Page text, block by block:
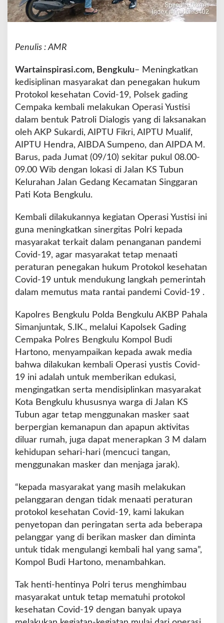
a
s
i
n
t
u
k
a
s
y
a
t
,
o
s
e
G
d
i
n
C
e
m
p
k
a
K
e
b
a
i
L
k
u
k
a
O
s
Y
u
Penulis : AMR
Wartainspirasi.com, Bengkulu– Meningkatkan
kedisiplinan masyarakat dan penegakan hukum
Protokol kesehatan Covid-19, Polsek gading
Cempaka kembali melakukan Operasi Yustisi
dalam bentuk Patroli Dialogis yang di laksanakan
oleh AKP Sukardi, AIPTU Fikri, AIPTU Mualif,
AIPTU Hendra, AIBDA Sumpeno, dan AIPDA M.
Barus, pada Jumat (09/10) sekitar pukul 08.00-
09.00 Wib dengan lokasi di Jalan KS Tubun
Kelurahan Jalan Gedang Kecamatan Singgaran
Pati Kota Bengkulu.
Kembali dilakukannya kegiatan Operasi Yustisi ini
guna meningkatkan sinergitas Polri kepada
masyarakat terkait dalam penanganan pandemi
Covid-19, agar masyarakat tetap menaati
peraturan penegakan hukum Protokol kesehatan
Covid-19 untuk mendukung langkah pemerintah
dalam memutus mata rantai pandemi Covid-19 .
Kapolres Bengkulu Polda Bengkulu AKBP Pahala
Simanjuntak, S.IK., melalui Kapolsek Gading
Cempaka Polres Bengkulu Kompol Budi
Hartono, menyampaikan kepada awak media
bahwa dilakukan kembali Operasi yustis Covid-
19 ini adalah untuk memberikan edukasi,
mengingatkan serta mendisiplinkan masyarakat
Kota Bengkulu khususnya warga di Jalan KS
Tubun agar tetap menggunakan masker saat
berpergian kemanapun dan apapun aktivitas
diluar rumah, juga dapat menerapkan 3 M dalam
kehidupan sehari-hari (mencuci tangan,
menggunakan masker dan menjaga jarak).
“kepada masyarakat yang masih melakukan
pelanggaran dengan tidak menaati peraturan
protokol kesehatan Covid-19, kami lakukan
penyetopan dan peringatan serta ada beberapa
pelanggar yang di berikan masker dan diminta
untuk tidak mengulangi kembali hal yang sama”,
Kompol Budi Hartono, menambahkan.
Tak henti-hentinya Polri terus menghimbau
masyarakat untuk tetap mematuhi protokol
kesehatan Covid-19 dengan banyak upaya